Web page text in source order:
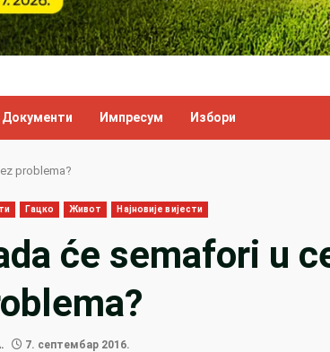
Документи Импресум Избори
problema?
Гацко Живот Најновије вијести
će semafori u
7. септембар 2016.